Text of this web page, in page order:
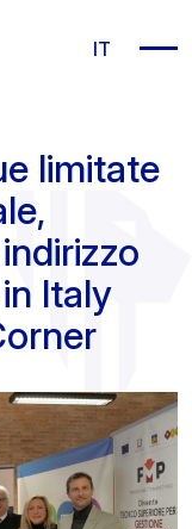
IT
limitate
Italy